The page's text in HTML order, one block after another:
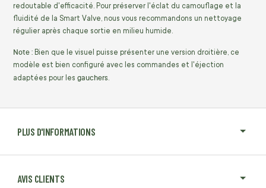
PLUS D'INFORMATIONS
AVIS CLIENTS
redoutable d'efficacité. Pour préserver l'éclat du camouflage et la
fluidité de la Smart Valve, nous vous recommandons un nettoyage
régulier après chaque sortie en milieu humide.
Note : Bien que le visuel puisse présenter une version droitière, ce
modèle est bien configuré avec les commandes et l'éjection
adaptées pour les gauchers.